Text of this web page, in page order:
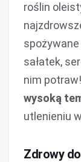
roślin
sałatek,
nim
wysoką
utlenieniu
Zdrowy